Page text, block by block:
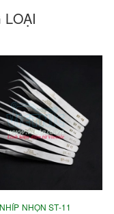
LOẠI
NHÍP NHỌN ST-11